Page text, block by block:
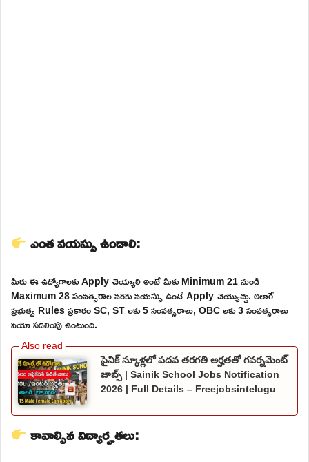
ఎంత వయస్సు ఉండాలి:
మీరు ఈ ఉద్యోగాలకు Apply చెయ్యాలి అంటే మీకు Minimum 21 నుండి
Maximum 28 సంవత్సరాల వరకు వయస్సు ఉంటే Apply చెయ్యొచ్చు. అలాగే
ప్రభుత్వ Rules ప్రకారం SC, ST లకు 5 సంవత్సరాలు, OBC లకు 3 సంవత్సరాలు
వయో సడలింపు ఉంటుంది.
సైనిక్ స్కూళ్లలో పదవ తరగతి అర్హతతో గవర్నమెంట్
జాబ్స్ | Sainik School Jobs Notification
2026 | Full Details – Freejobsintelugu
కావాల్సిన విద్యార్హతలు: